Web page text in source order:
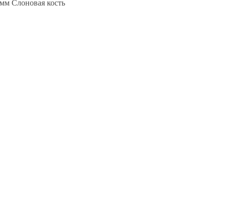
Слоновая кость